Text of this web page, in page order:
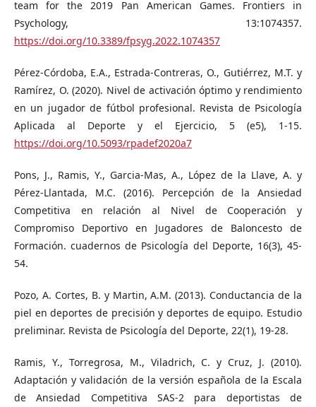
team for the 2019 Pan American Games. Frontiers in
Psychology, 13:1074357.
https://doi.org/10.3389/fpsyg.2022.1074357
Pérez-Córdoba, E.A., Estrada-Contreras, O., Gutiérrez, M.T. y
Ramírez, O. (2020). Nivel de activación óptimo y rendimiento
en un jugador de fútbol profesional. Revista de Psicología
Aplicada al Deporte y el Ejercicio, 5 (e5), 1-15.
https://doi.org/10.5093/rpadef2020a7
Pons, J., Ramis, Y., Garcia-Mas, A., López de la Llave, A. y
Pérez-Llantada, M.C. (2016). Percepción de la Ansiedad
Competitiva en relación al Nivel de Cooperación y
Compromiso Deportivo en Jugadores de Baloncesto de
Formación. cuadernos de Psicología del Deporte, 16(3), 45-
54.
Pozo, A. Cortes, B. y Martin, A.M. (2013). Conductancia de la
piel en deportes de precisión y deportes de equipo. Estudio
preliminar. Revista de Psicología del Deporte, 22(1), 19-28.
Ramis, Y., Torregrosa, M., Viladrich, C. y Cruz, J. (2010).
Adaptación y validación de la versión española de la Escala
de Ansiedad Competitiva SAS-2 para deportistas de